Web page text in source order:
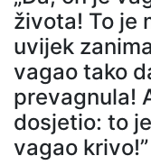
života! To je
uvijek
vagao tako
prevagnula!
dosjetio: to
vagao krivo!”